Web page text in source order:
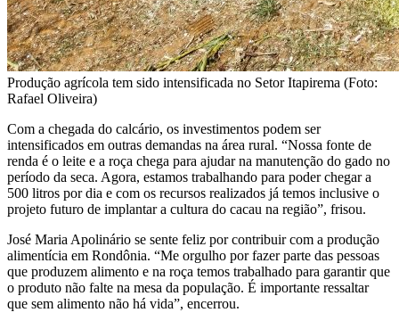
Produção agrícola tem sido intensificada no Setor Itapirema (Foto:
Rafael Oliveira)
Com a chegada do calcário, os investimentos podem ser
intensificados em outras demandas na área rural. “Nossa fonte de
renda é o leite e a roça chega para ajudar na manutenção do gado no
período da seca. Agora, estamos trabalhando para poder chegar a
500 litros por dia e com os recursos realizados já temos inclusive o
projeto futuro de implantar a cultura do cacau na região”, frisou.
José Maria Apolinário se sente feliz por contribuir com a produção
alimentícia em Rondônia. “Me orgulho por fazer parte das pessoas
que produzem alimento e na roça temos trabalhado para garantir que
o produto não falte na mesa da população. É importante ressaltar
que sem alimento não há vida”, encerrou.